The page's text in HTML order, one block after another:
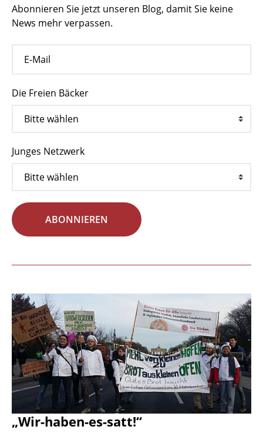
Abonnieren Sie jetzt unseren Blog, damit Sie keine
News mehr verpassen.
Die Freien Bäcker
Junges Netzwerk
ABONNIEREN
„Wir-haben-es-satt!“